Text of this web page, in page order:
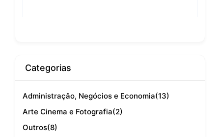
Categorias
Administração, Negócios e Economia(13)
Arte Cinema e Fotografia(2)
Outros(8)